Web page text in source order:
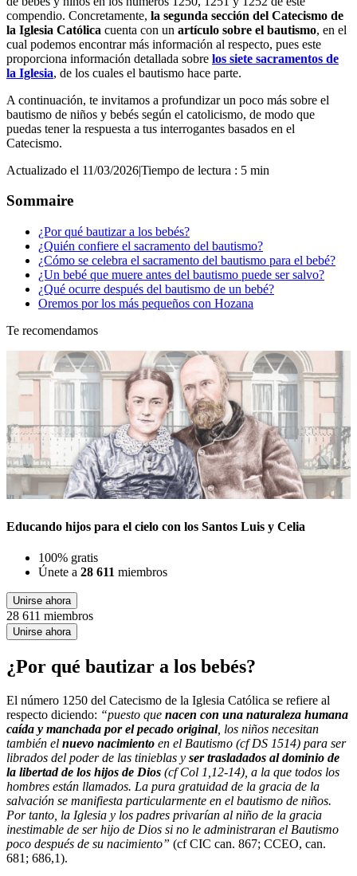
compendio. Concretamente, la segunda sección del Catecismo de
la Iglesia Católica cuenta con un artículo sobre el bautismo, en el
cual podemos encontrar más información al respecto, pues este
proporciona información detallada sobre los siete sacramentos de
la Iglesia, de los cuales el bautismo hace parte.
A continuación, te invitamos a profundizar un poco más sobre el
bautismo de niños y bebés según el catolicismo, de modo que
puedas tener la respuesta a tus interrogantes basados en el
Catecismo.
Actualizado el 11/03/2026|Tiempo de lectura : 5 min
Sommaire
¿Por qué bautizar a los bebés?
¿Quién confiere el sacramento del bautismo?
¿Cómo se celebra el sacramento del bautismo para el bebé?
¿Un bebé que muere antes del bautismo puede ser salvo?
¿Qué ocurre después del bautismo de un bebé?
Oremos por los más pequeños con Hozana
Te recomendamos
Educando hijos para el cielo con los Santos Luis y Celia
100% gratis
Únete a 28 611 miembros
Unirse ahora
28 611 miembros
Unirse ahora
¿Por qué bautizar a los bebés?
El número 1250 del Catecismo de la Iglesia Católica se refiere al
respecto diciendo: “puesto que nacen con una naturaleza humana
caída y manchada por el pecado original, los niños necesitan
también el nuevo nacimiento en el Bautismo (cf DS 1514) para ser
librados del poder de las tinieblas y ser trasladados al dominio de
la libertad de los hijos de Dios (cf Col 1,12-14), a la que todos los
hombres están llamados. La pura gratuidad de la gracia de la
salvación se manifiesta particularmente en el bautismo de niños.
Por tanto, la Iglesia y los padres privarían al niño de la gracia
inestimable de ser hijo de Dios si no le administraran el Bautismo
poco después de su nacimiento” (cf CIC can. 867; CCEO, can.
681; 686,1).